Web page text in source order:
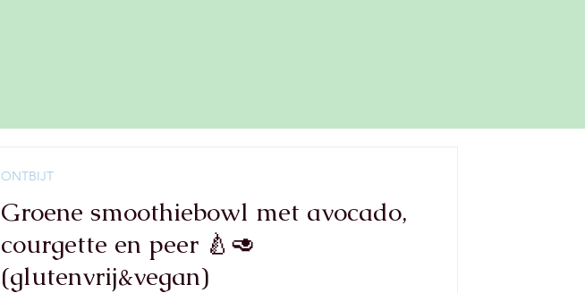
Groene smoothiebowl met avocado,
courgette en peer 🍐🥑
(glutenvrij&vegan)
ONTBIJT